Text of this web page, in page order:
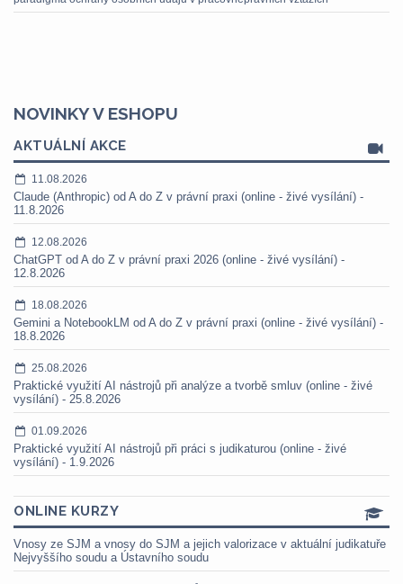
NOVINKY V ESHOPU
AKTUÁLNÍ AKCE
11.08.2026
Claude (Anthropic) od A do Z v právní praxi (online - živé vysílání) -
11.8.2026
12.08.2026
ChatGPT od A do Z v právní praxi 2026 (online - živé vysílání) -
12.8.2026
18.08.2026
Gemini a NotebookLM od A do Z v právní praxi (online - živé vysílání) -
18.8.2026
25.08.2026
Praktické využití AI nástrojů při analýze a tvorbě smluv (online - živé
vysílání) - 25.8.2026
01.09.2026
Praktické využití AI nástrojů při práci s judikaturou (online - živé
vysílání) - 1.9.2026
ONLINE KURZY
Vnosy ze SJM a vnosy do SJM a jejich valorizace v aktuální judikatuře
Nejvyššího soudu a Ústavního soudu